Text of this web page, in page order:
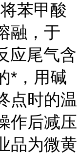
苯甲酸
融，于
应尾气含
*，用碱
点时的温
作后减压
品为微黄